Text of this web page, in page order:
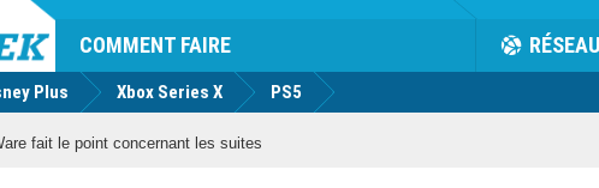
COMMENT FAIRE RÉSEAU
Plus Xbox Series X PS5
fait le point concernant les suites